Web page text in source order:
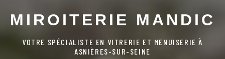
MIROITERIE MANDIC
VOTRE SPÉCIALISTE EN VITRERIE ET MENUISERIE À
ASNIÈRES-SUR-SEINE